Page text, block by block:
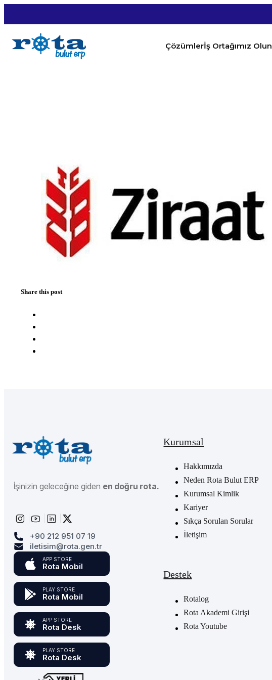
Çözümlerİş Ortağımız Olun
Share this post
İşinizin geleceğine giden en doğru rota.
+90 212 951 07 19
iletisim@rota.gen.tr
APP STORE
Rota Mobil
PLAY STORE
Rota Mobil
APP STORE
Rota Desk
PLAY STORE
Rota Desk
Kurumsal
Hakkımızda
Neden Rota Bulut ERP
Kurumsal Kimlik
Kariyer
Sıkça Sorulan Sorular
İletişim
Destek
Rotalog
Rota Akademi Girişi
Rota Youtube